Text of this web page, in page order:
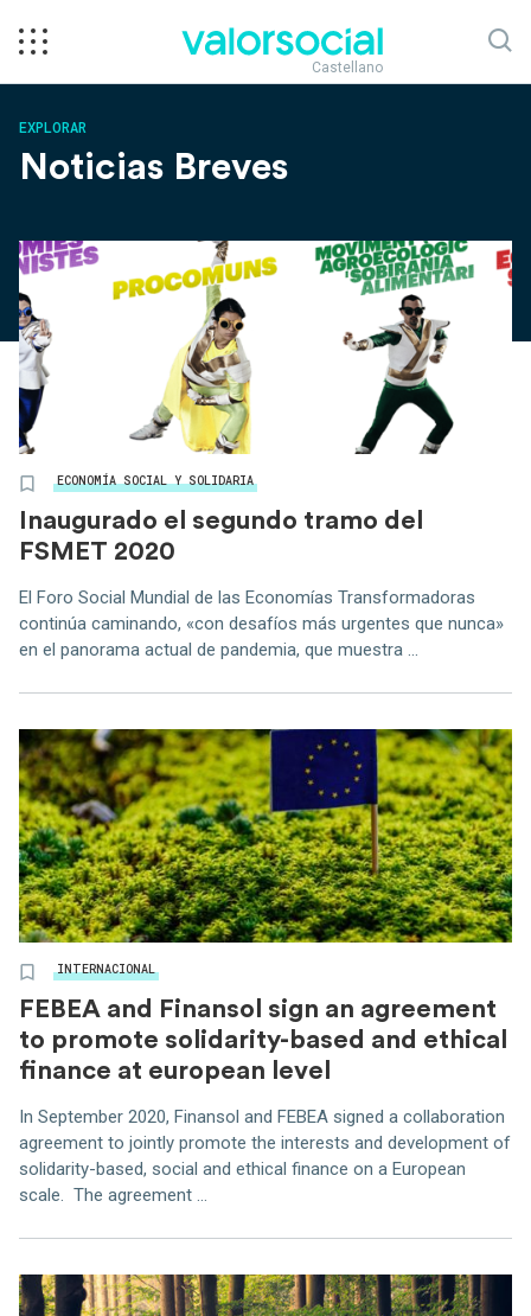
Castellano
EXPLORAR
Noticias Breves
ECONOMÍA SOCIAL Y SOLIDARIA
Inaugurado el segundo tramo del
FSMET 2020
El Foro Social Mundial de las Economías Transformadoras
continúa caminando, «con desafíos más urgentes que nunca»
en el panorama actual de pandemia, que muestra ...
INTERNACIONAL
FEBEA and Finansol sign an agreement
to promote solidarity-based and ethical
finance at european level
In September 2020, Finansol and FEBEA signed a collaboration
agreement to jointly promote the interests and development of
solidarity-based, social and ethical finance on a European
scale. The agreement ...